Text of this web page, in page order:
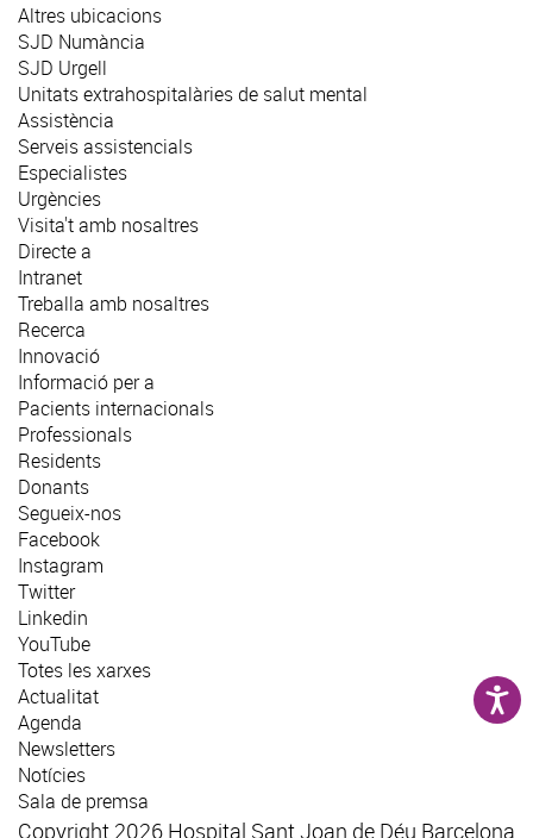
Altres ubicacions
SJD Numància
SJD Urgell
Unitats extrahospitalàries de salut mental
Assistència
Serveis assistencials
Especialistes
Urgències
Visita't amb nosaltres
Directe a
Intranet
Treballa amb nosaltres
Recerca
Innovació
Informació per a
Pacients internacionals
Professionals
Residents
Donants
Segueix-nos
Facebook
Instagram
Twitter
Linkedin
YouTube
Totes les xarxes
Actualitat
Agenda
Newsletters
Notícies
Sala de premsa
Copyright 2026 Hospital Sant Joan de Déu Barcelona